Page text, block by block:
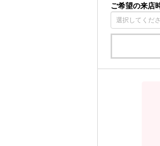
ご希望の来店